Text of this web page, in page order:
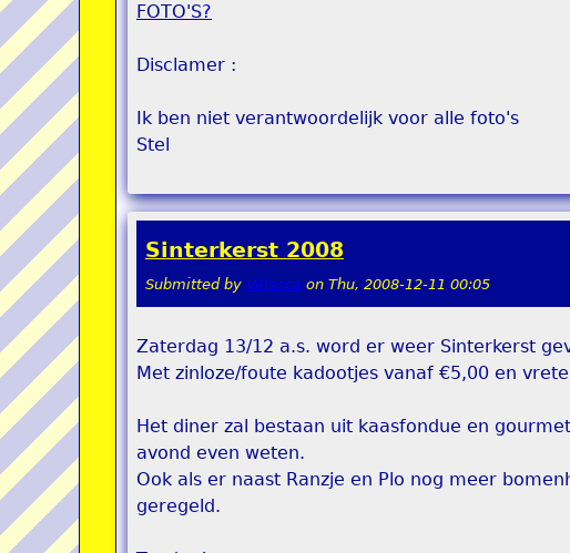
FOTO'S?
Disclamer :
Ik ben niet verantwoordelijk voor alle foto's
Stel
Sinterkerst 2008
Submitted by Velasca on Thu, 2008-12-11 00:05
Zaterdag 13/12 a.s. word er weer Sinterkerst
Met zinloze/foute kadootjes vanaf €5,00 en
Het diner zal bestaan uit kaasfondue en
avond even weten.
Ook als er naast Ranzje en Plo nog meer
geregeld.